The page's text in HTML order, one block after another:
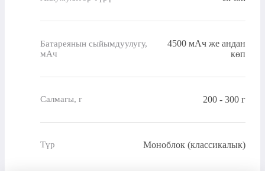
Батареянын сыйымдуулугу,
мАч
4500 мАч же андан
көп
Салмагы, г 200 - 300 г
Түр Моноблок (классикалык)